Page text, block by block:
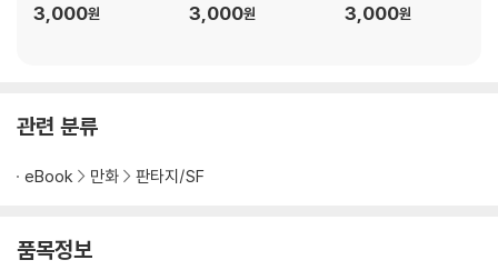
3,000원 3,000원 3,000원
관련 분류
eBook 만화 판타지/SF
품목정보